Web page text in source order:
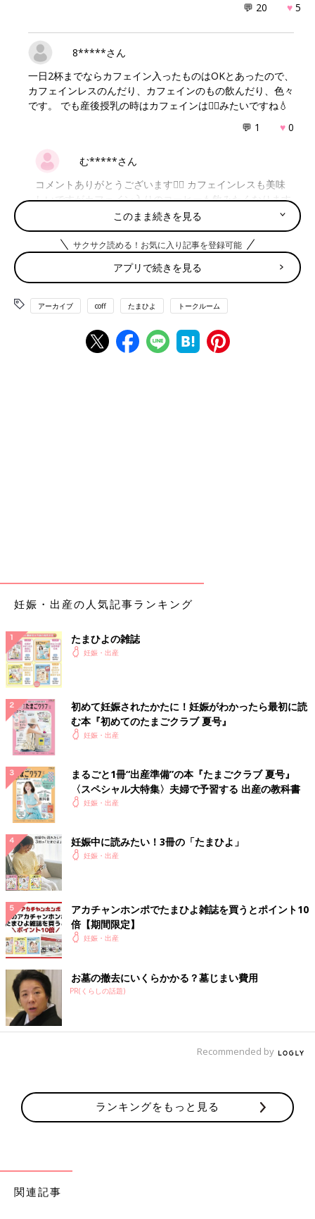
💬 20 ♥ 5
8*****さん
一日2杯までならカフェイン入ったものはOKとあったので、
カフェインレスのんだり、カフェインのもの飲んだり、色々
です。 でも産後授乳の時はカフェインは🙅‍♀️みたいですね💧
💬 1 ♥ 0
む*****さん
コメントありがとうございます🙇‍♀️ カフェインレスも美味
しいですがカフェイン入りのコーヒーも飲みたくなります
よね🥲✨ え、授乳中はだめなんですね...妊娠中と同じで少
しならいいのかと思ってました😓
♥1
ふ****さん
入りを飲みたい時は一日コップ一杯を授乳直後に飲んでいま
OKとしていました（何かの文献で可とされていたので）
む*****さん
コメントありがとうございます🙇‍♀️ そうなんですね！ 私も
抹茶好きなのでいろいろ飲んだり食べたりしたら基準値超
いのしんどいですね🥲
し*****さん
まだ妊娠中ですが、ノンカフェインのコーヒーを飲んでま
す。 先日久しぶりに気晴らしにカフェイン入りのアイステ
カフェインダメなんですね... 他の方のコメント見て落ち込み
ました🥲
む*****さん
コメントありがとうございます🙇‍♀️ やはりノンカフェイン
ですよね😭 ノンカフェインも美味しいですがカフェイン
あった方が美味しいですよね！ みたいですね、赤ちゃんの
ためにもう少し我慢ですかね...
フェは、 カフェイン〜以下なら表記可能！ といった明確な
指定がないらしいです だからカフェイン入りであろうと ノ
ンカフェイン・デカフェであろうと どっちにしろ飲みすぎ
このまま続きを見る
サクサク読める！お気に入り記事を登録可能
アプリで続きを見る
アーカイブ coff たまひよ トークルーム
妊娠・出産の人気記事ランキング
たまひよの雑誌
妊娠・出産
初めて妊娠されたかたに！妊娠がわかったら最初に読
む本『初めてのたまごクラブ 夏号』
妊娠・出産
まるごと1冊“出産準備”の本『たまごクラブ 夏号』
〈スペシャル大特集〉夫婦で予習する 出産の教科書
妊娠・出産
妊娠中に読みたい！3冊の「たまひよ」
妊娠・出産
アカチャンホンポでたまひよ雑誌を買うとポイント10
倍【期間限定】
妊娠・出産
お墓の撤去にいくらかかる？墓じまい費用
PR(くらしの話題)
Recommended by
ランキングをもっと見る
関連記事